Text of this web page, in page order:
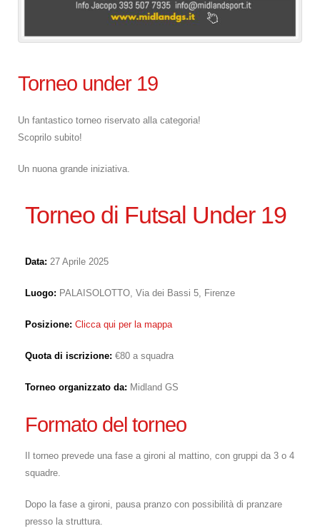
Torneo under 19
Un fantastico torneo riservato alla categoria!
Scoprilo subito!
Un nuona grande iniziativa.
Torneo di Futsal Under 19
Data: 27 Aprile 2025
Luogo: PALAISOLOTTO, Via dei Bassi 5, Firenze
Posizione: Clicca qui per la mappa
Quota di iscrizione: €80 a squadra
Torneo organizzato da: Midland GS
Formato del torneo
Il torneo prevede una fase a gironi al mattino, con gruppi da 3 o 4
squadre.
Dopo la fase a gironi, pausa pranzo con possibilità di pranzare
presso la struttura.